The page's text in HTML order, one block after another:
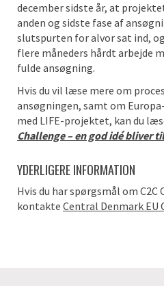
december sidste år, at
anden og sidste fase af
slutspurten for alvor sat ind,
flere måneders hårdt arbejde
fulde ansøgning.
Hvis du vil læse mere om
ansøgningen, samt om
med LIFE-projektet, kan du
Challenge – en god idé bliver
YDERLIGERE INFORMATION
Hvis du har spørgsmål om
kontakte Central Denmark EU